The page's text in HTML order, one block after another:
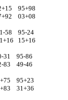
95+98
03+08
58 95-24
15+16
31 95-86
83 49-46
95+23
31+36